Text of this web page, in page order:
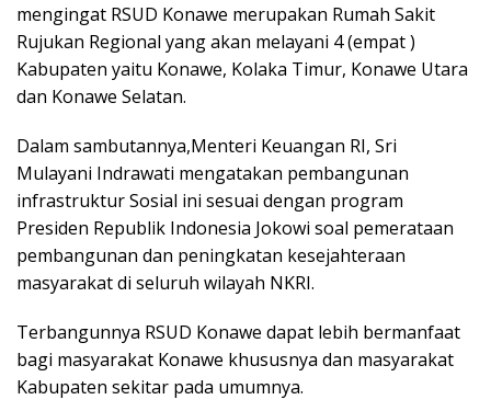
mengingat RSUD Konawe merupakan Rumah Sakit
Rujukan Regional yang akan melayani 4 (empat )
Kabupaten yaitu Konawe, Kolaka Timur, Konawe Utara
dan Konawe Selatan.
Dalam sambutannya,Menteri Keuangan RI, Sri
Mulayani Indrawati mengatakan pembangunan
infrastruktur Sosial ini sesuai dengan program
Presiden Republik Indonesia Jokowi soal pemerataan
pembangunan dan peningkatan kesejahteraan
masyarakat di seluruh wilayah NKRI.
Terbangunnya RSUD Konawe dapat lebih bermanfaat
bagi masyarakat Konawe khususnya dan masyarakat
Kabupaten sekitar pada umumnya.